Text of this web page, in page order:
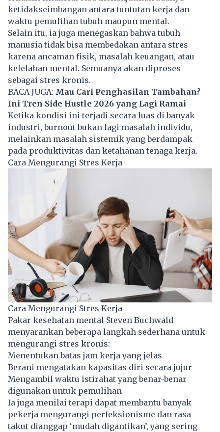
ketidakseimbangan antara tuntutan kerja dan
waktu pemulihan tubuh maupun mental.
Selain itu, ia juga menegaskan bahwa tubuh
manusia tidak bisa membedakan antara stres
karena ancaman fisik, masalah keuangan, atau
kelelahan mental. Semuanya akan diproses
sebagai stres kronis.
BACA JUGA: Mau Cari Penghasilan Tambahan?
Ini Tren Side Hustle 2026 yang Lagi Ramai
Ketika kondisi ini terjadi secara luas di banyak
industri, burnout bukan lagi masalah individu,
melainkan masalah sistemik yang berdampak
pada produktivitas dan ketahanan tenaga kerja.
Cara Mengurangi Stres Kerja
Cara Mengurangi Stres Kerja
Pakar kesehatan mental Steven Buchwald
menyarankan beberapa langkah sederhana untuk
mengurangi stres kronis:
Menentukan batas jam kerja yang jelas
Berani mengatakan kapasitas diri secara jujur
Mengambil waktu istirahat yang benar-benar
digunakan untuk pemulihan
Ia juga menilai terapi dapat membantu banyak
pekerja mengurangi perfeksionisme dan rasa
takut dianggap ‘mudah digantikan’, yang sering